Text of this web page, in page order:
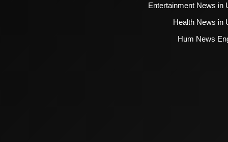
Entertainment News in
Health News in
Hum News